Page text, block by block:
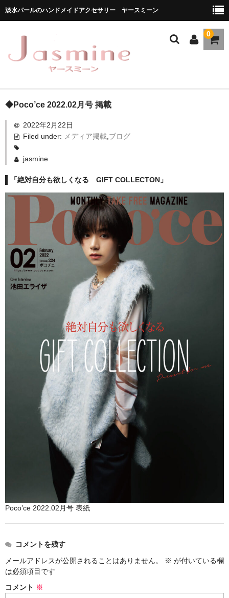
淡水パールのハンドメイドアクセサリー ヤースミーン
0
ホーム
商品一覧
★お勧め商品
お問い合わせ
◆Poco’ce 2022.02月号 掲載
2022年2月22日
Filed under: メディア掲載,ブログ
jasmine
「絶対自分も欲しくなる GIFT COLLECTON」
Poco’ce 2022.02月号 表紙
コメントを残す
メールアドレスが公開されることはありません。
※ が付いている欄
は必須項目です
コメント ※